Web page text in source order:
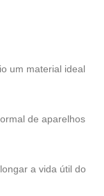
um material ideal
de aparelhos
a vida útil do